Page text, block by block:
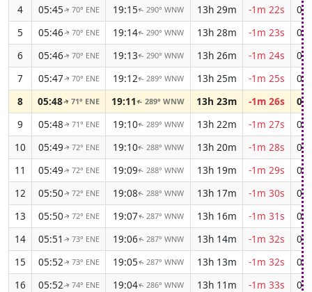
4
05:45↑ 70° ENE 19:15↑ 290° WNW 13h 29m -1m 22s
5
05:46↑ 70° ENE 19:14↑ 290° WNW 13h 28m -1m 23s
6
05:46↑ 70° ENE 19:13↑ 290° WNW 13h 26m -1m 24s
7
05:47↑ 70° ENE 19:12↑ 289° WNW 13h 25m -1m 25s
8
05:48↑71° ENE 19:11 ↑289° WNW 13h 23m -1m 26s
9
05:48↑ 71° ENE 19:10↑ 289° WNW 13h 22m -1m 27s
10
05:49↑ 72° ENE 19:10↑ 288° WNW 13h 20m -1m 28s
11
05:49↑ 72° ENE 19:09↑ 288° WNW 13h 19m -1m 29s
12
05:50↑ 72° ENE 19:08↑ 288° WNW 13h 17m -1m 30s
13
05:50↑ 72° ENE 19:07↑ 287° WNW 13h 16m -1m 31s
14
05:51 ↑ 73° ENE 19:06↑ 287° WNW 13h 14m -1m 32s
15
05:52↑ 73° ENE 19:05↑ 287° WNW 13h 13m -1m 32s
16
05:52↑ 74° ENE 19:04↑ 286° WNW 13h 11m -1m 33s